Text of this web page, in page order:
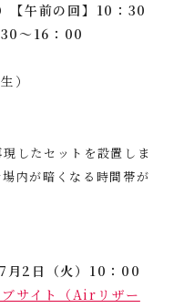
【午前の回】10：30
～16：00
）
したセットを設置しま
内が暗くなる時間帯が
月2日（火）10：00
ブサイト（Airリザー